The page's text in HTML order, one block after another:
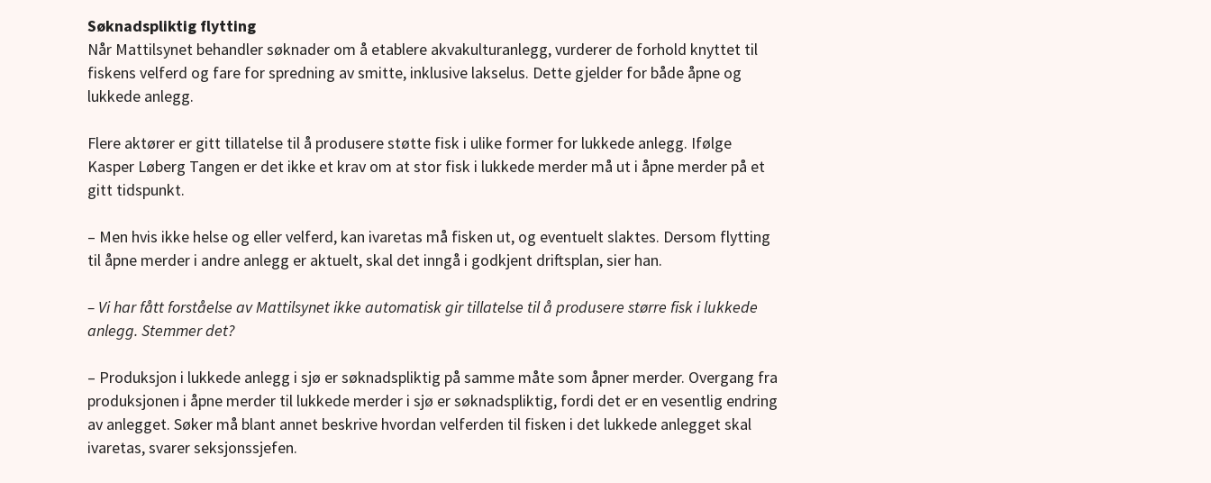
Søknadspliktig flytting
Når Mattilsynet behandler søknader om å etablere akvakulturanlegg, vurderer de forhold knyttet til
fiskens velferd og fare for spredning av smitte, inklusive lakselus. Dette gjelder for både åpne og
lukkede anlegg.
Flere aktører er gitt tillatelse til å produsere støtte fisk i ulike former for lukkede anlegg. Ifølge
Kasper Løberg Tangen er det ikke et krav om at stor fisk i lukkede merder må ut i åpne merder på et
gitt tidspunkt.
– Men hvis ikke helse og eller velferd, kan ivaretas må fisken ut, og eventuelt slaktes. Dersom flytting
til åpne merder i andre anlegg er aktuelt, skal det inngå i godkjent driftsplan, sier han.
– Vi har fått forståelse av Mattilsynet ikke automatisk gir tillatelse til å produsere større fisk i lukkede
anlegg. Stemmer det?
– Produksjon i lukkede anlegg i sjø er søknadspliktig på samme måte som åpner merder. Overgang fra
produksjonen i åpne merder til lukkede merder i sjø er søknadspliktig, fordi det er en vesentlig endring
av anlegget. Søker må blant annet beskrive hvordan velferden til fisken i det lukkede anlegget skal
ivaretas, svarer seksjonssjefen.